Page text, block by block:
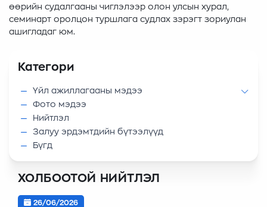
өөрийн судалгааны чиглэлээр олон улсын хурал,
семинарт оролцон туршлага судлах зэрэгт зориулан
ашигладаг юм.
Категори
Үйл ажиллагааны мэдээ
Фото мэдээ
Нийтлэл
Залуу эрдэмтдийн бүтээлүүд
Бүгд
ХОЛБООТОЙ НИЙТЛЭЛ
26/06/2026